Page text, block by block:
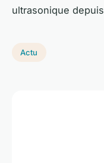
ultrasonique
Actu